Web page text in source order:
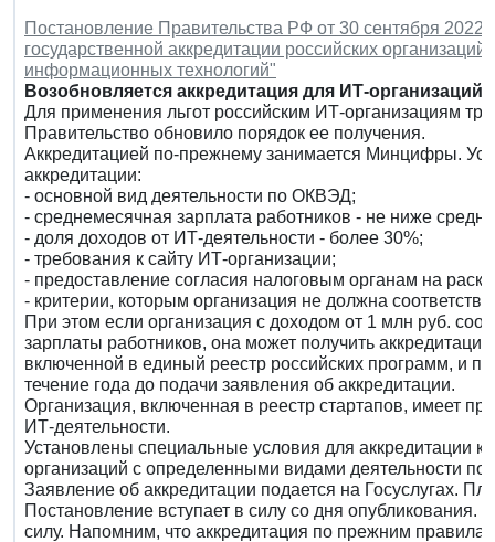
Постановление Правительства РФ от 30 сентября
государственной аккредитации российских
информационных технологий"
Возобновляется аккредитация для ИТ-
Для применения льгот российским ИТ-организациям
Правительство обновило порядок ее получения.
Аккредитацией по-прежнему занимается Минцифры.
аккредитации:
- основной вид деятельности по ОКВЭД;
- среднемесячная зарплата работников - не ниже
- доля доходов от ИТ-деятельности - более 30%;
- требования к сайту ИТ-организации;
- предоставление согласия налоговым органам на
- критерии, которым организация не должна
При этом если организация с доходом от 1 млн руб.
зарплаты работников, она может получить
включенной в единый реестр российских программ, и
течение года до подачи заявления об аккредитации.
Организация, включенная в реестр стартапов, имеет
ИТ-деятельности.
Установлены специальные условия для аккредитации
организаций с определенными видами деятельности
Заявление об аккредитации подается на Госуслугах.
Постановление вступает в силу со дня
силу. Напомним, что аккредитация по прежним